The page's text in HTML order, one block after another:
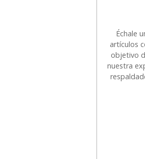
Échale
artículos
objetivo
nuestra